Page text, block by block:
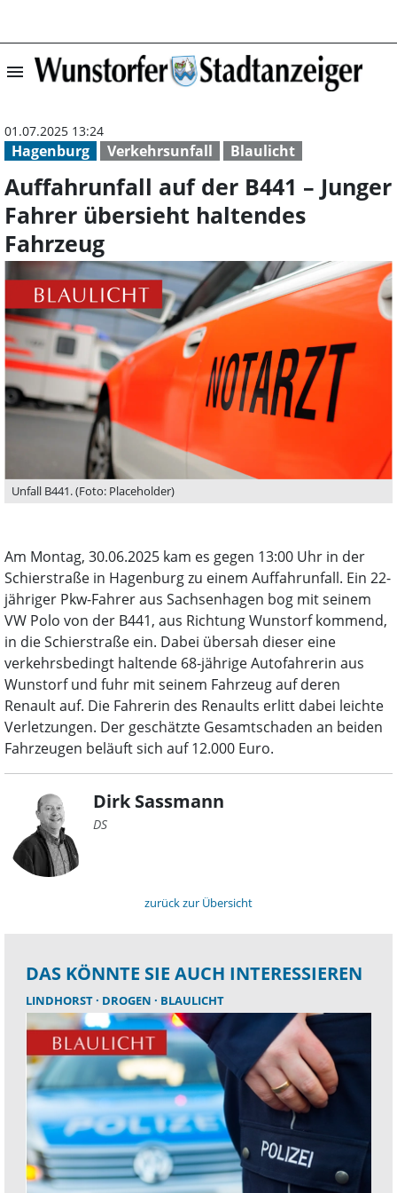
menu Auffahrunfall
Hagenburg Verkehrsunfall Blaulicht
01.07.2025 13:24
Auffahrunfall auf der B441 – Junger
Fahrer übersieht haltendes
Fahrzeug
Unfall B441. (Foto: Placeholder)
Am Montag, 30.06.2025 kam es gegen 13:00 Uhr in der
Schierstraße in Hagenburg zu einem Auffahrunfall. Ein 22-
jähriger Pkw-Fahrer aus Sachsenhagen bog mit seinem
VW Polo von der B441, aus Richtung Wunstorf kommend,
in die Schierstraße ein. Dabei übersah dieser eine
verkehrsbedingt haltende 68-jährige Autofahrerin aus
Wunstorf und fuhr mit seinem Fahrzeug auf deren
Renault auf. Die Fahrerin des Renaults erlitt dabei leichte
Verletzungen. Der geschätzte Gesamtschaden an beiden
Fahrzeugen beläuft sich auf 12.000 Euro.
Dirk Sassmann
DS
zurück zur Übersicht
DAS KÖNNTE SIE AUCH INTERESSIEREN
LINDHORST DROGEN BLAULICHT